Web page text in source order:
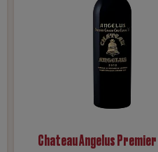
Chateau Angelus